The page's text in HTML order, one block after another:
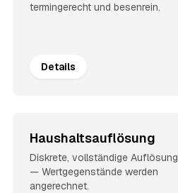
termingerecht und besenrein.
Details
Haushaltsauflösung
Diskrete, vollständige Auflösung
— Wertgegenstände werden
angerechnet.